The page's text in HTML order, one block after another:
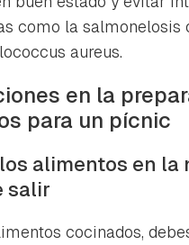
como la salmonelosis
aureus.
en la
para un pícnic
alimentos en la
salir
cocinados,